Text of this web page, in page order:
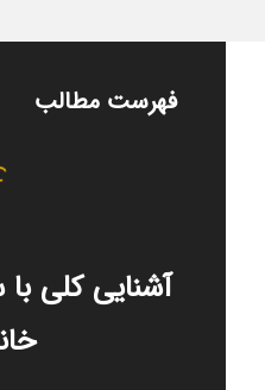
فهرست مطالب
آشنایی کلی